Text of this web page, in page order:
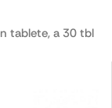
tablete, a 30 tbl